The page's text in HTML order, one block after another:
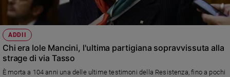
giorno
Società
e
valori
ADDII
Chi era Iole Mancini, l'ultima partigiana sopravvissuta alla
strage di via Tasso
È morta a 104 anni una delle ultime testimoni della Resistenza, fino a pochi